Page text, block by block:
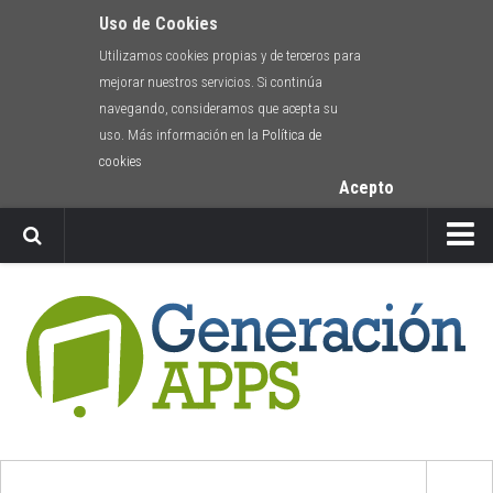
Uso de Cookies
Utilizamos cookies propias y de terceros para
mejorar nuestros servicios. Si continúa
navegando, consideramos que acepta su
uso. Más información en la Política de
cookies
Acepto
Envíanos tu app